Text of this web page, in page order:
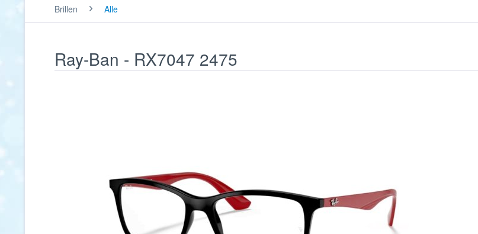
Brillen Alle
Ray-Ban - RX7047 2475